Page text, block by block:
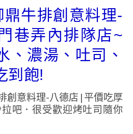
鼎牛排創意料理-
巷弄內排隊店~
、濃湯、吐司、
到飽!